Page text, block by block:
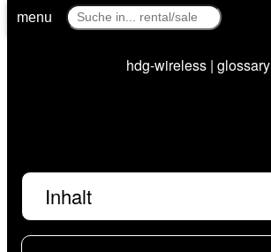
menu
hdg-wireless | glossary
Inhalt